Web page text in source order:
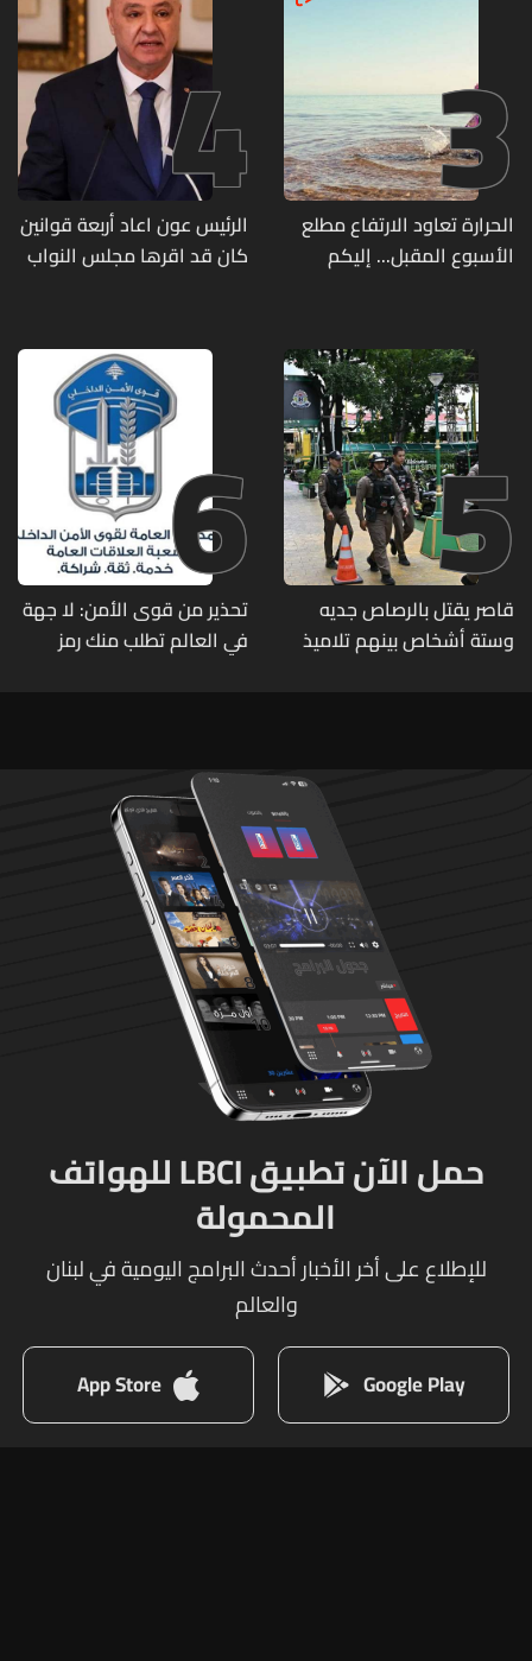
3
الحرارة تعاود الارتفاع مطلع
الأسبوع المقبل... إليكم
4
الرئيس عون اعاد أربعة قوانين
كان قد اقرها مجلس النواب
5
قاصر يقتل بالرصاص جديه
وستة أشخاص بينهم تلاميذ
6
تحذير من قوى الأمن: لا جهة
في العالم تطلب منك رمز
حمل الآن تطبيق LBCI للهواتف
المحمولة
للإطلاع على أخر الأخبار أحدث البرامج اليومية في لبنان
والعالم
Google Play
App Store